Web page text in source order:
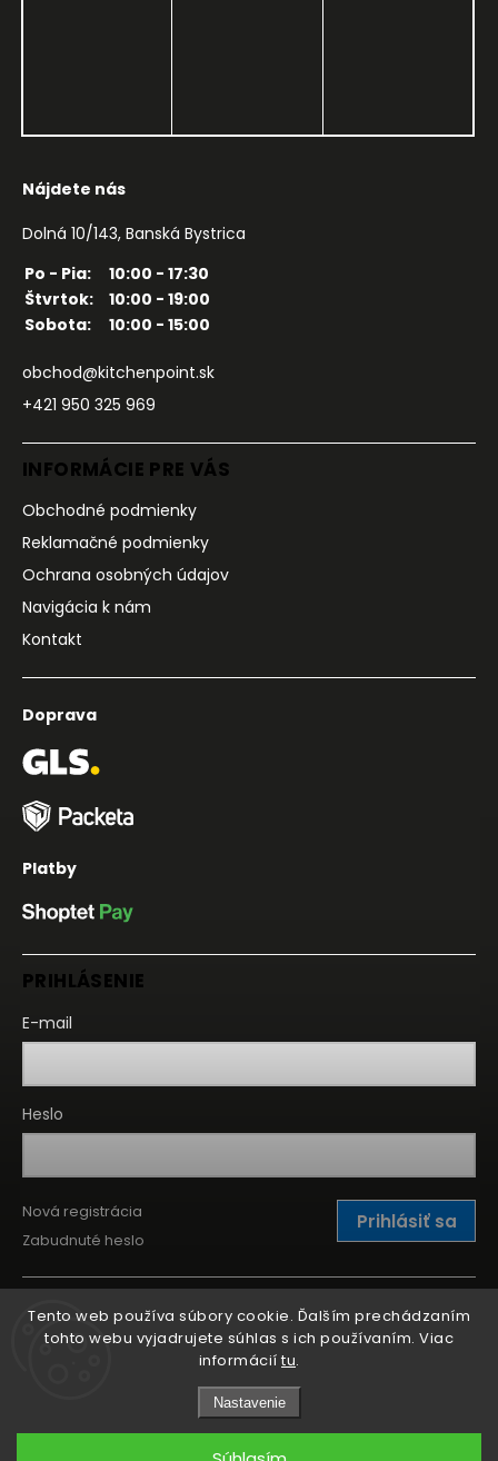
Tento web používa súbory cookie. Ďalším prechádzaním
tohto webu vyjadrujete súhlas s ich používaním. Viac
informácií tu.
Nastavenie
Nájdete nás
Dolná 10/143, Banská Bystrica
Po - Pia:
10:00 - 17:30
Štvrtok:
10:00 - 19:00
Sobota:
10:00 - 15:00
obchod@kitchenpoint.sk
+421 950 325 969
INFORMÁCIE PRE VÁS
Obchodné podmienky
Reklamačné podmienky
Ochrana osobných údajov
Navigácia k nám
Kontakt
Doprava
Platby
PRIHLÁSENIE
E-mail
Heslo
Prihlásiť sa
Nová registrácia
Zabudnuté heslo